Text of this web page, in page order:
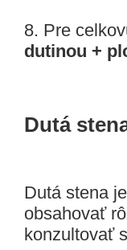
8. Pre
dutinou +
Dutá
Dutá stena
obsahovať
konzultovať